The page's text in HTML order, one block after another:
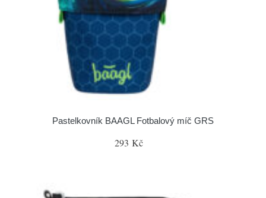
Pastelkovník BAAGL Fotbalový míč GRS
293 Kč